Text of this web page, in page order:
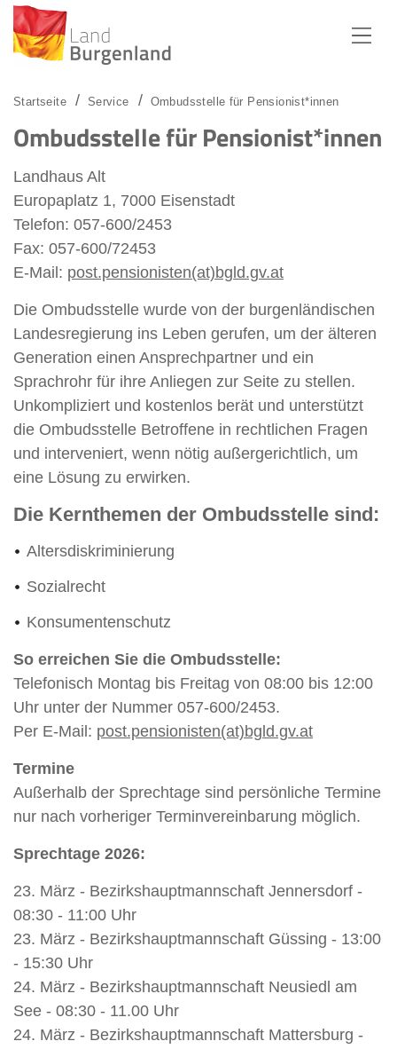
Startseite Service Ombudsstelle für Pensionist*innen
Ombudsstelle für Pensionist*innen
Landhaus Alt
Europaplatz 1, 7000 Eisenstadt
Telefon: 057-600/2453
Fax: 057-600/72453
E-Mail: post.pensionisten(at)bgld.gv.at
Die Ombudsstelle wurde von der burgenländischen
Landesregierung ins Leben gerufen, um der älteren
Generation einen Ansprechpartner und ein
Sprachrohr für ihre Anliegen zur Seite zu stellen.
Unkompliziert und kostenlos berät und unterstützt
die Ombudsstelle Betroffene in rechtlichen Fragen
und interveniert, wenn nötig außergerichtlich, um
eine Lösung zu erwirken.
Die Kernthemen der Ombudsstelle sind:
Altersdiskriminierung
Sozialrecht
Konsumentenschutz
So erreichen Sie die Ombudsstelle:
Telefonisch Montag bis Freitag von 08:00 bis 12:00
Uhr unter der Nummer 057-600/2453.
Per E-Mail: post.pensionisten(at)bgld.gv.at
Termine
Außerhalb der Sprechtage sind persönliche Termine
nur nach vorheriger Terminvereinbarung möglich.
Sprechtage 2026:
23. März - Bezirkshauptmannschaft Jennersdorf -
08:30 - 11:00 Uhr
23. März - Bezirkshauptmannschaft Güssing - 13:00
- 15:30 Uhr
24. März - Bezirkshauptmannschaft Neusiedl am
See - 08:30 - 11.00 Uhr
24. März - Bezirkshauptmannschaft Mattersburg -